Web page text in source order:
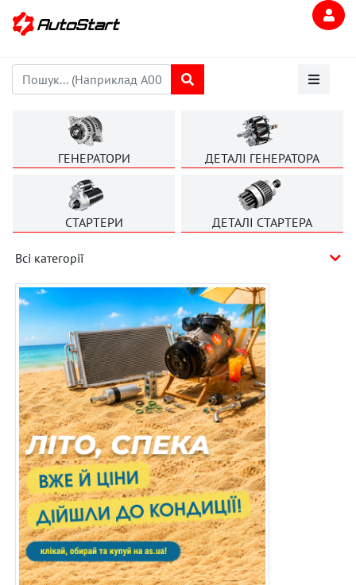
ГЕНЕРАТОРИ ДЕТАЛІ ГЕНЕРАТОРА
СТАРТЕРИ ДЕТАЛІ СТАРТЕРА
Всі категорії